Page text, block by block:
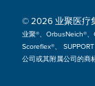
© 2026 业聚医疗
业聚®、OrbusNeich®、
Scoreflex®、
公司或其附属公司的商标